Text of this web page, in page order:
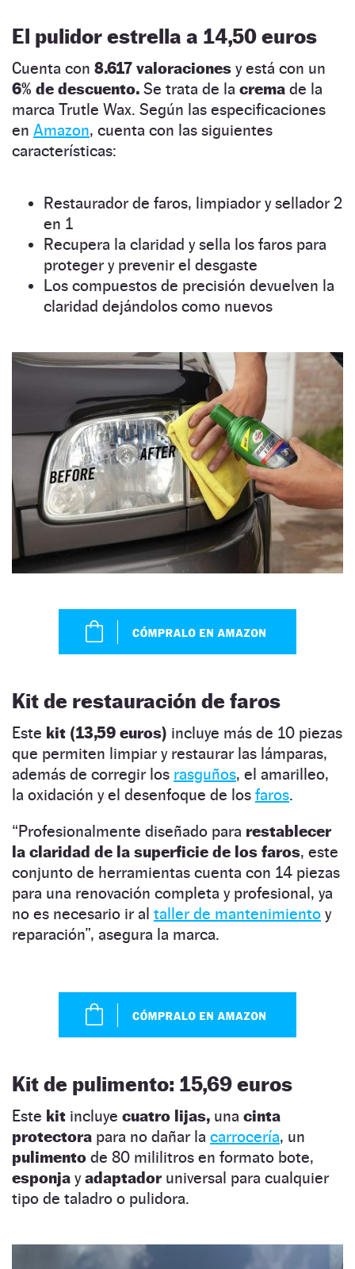
El pulidor estrella a 14,50 euros
Cuenta con 8.617 valoraciones y está con un
6% de descuento. Se trata de la crema de la
marca Trutle Wax. Según las especificaciones
en Amazon, cuenta con las siguientes
características:
Restaurador de faros, limpiador y sellador 2
en 1
Recupera la claridad y sella los faros para
proteger y prevenir el desgaste
Los compuestos de precisión devuelven la
claridad dejándolos como nuevos
Kit de restauración de faros
Este kit (13,59 euros) incluye más de 10 piezas
que permiten limpiar y restaurar las lámparas,
además de corregir los rasguños, el amarilleo,
la oxidación y el desenfoque de los faros.
“Profesionalmente diseñado para restablecer
la claridad de la superficie de los faros, este
conjunto de herramientas cuenta con 14 piezas
para una renovación completa y profesional, ya
no es necesario ir al taller de mantenimiento y
reparación”, asegura la marca.
Kit de pulimento: 15,69 euros
Este kit incluye cuatro lijas, una cinta
protectora para no dañar la carrocería, un
pulimento de 80 mililitros en formato bote,
esponja yadaptador universal para cualquier
tipo de taladro o pulidora.